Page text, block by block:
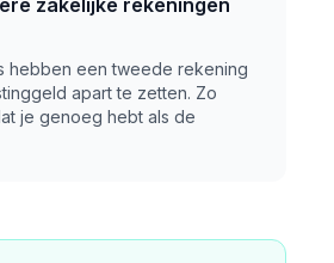
zakelijke rekeningen
hebben een tweede rekening
apart te zetten. Zo
je genoeg hebt als de